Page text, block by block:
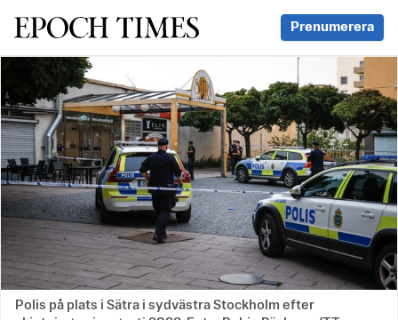
Svenska Epoch Times Prenumerera
Polis på plats i Sätra i sydvästra Stockholm efter